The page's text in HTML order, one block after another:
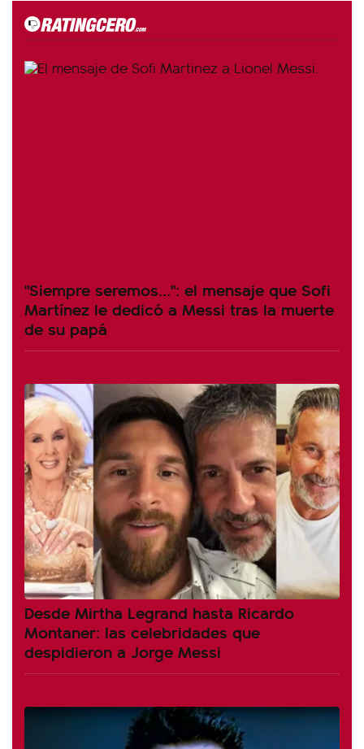
"Siempre seremos...": el mensaje que Sofi
Martínez le dedicó a Messi tras la muerte
de su papá
Desde Mirtha Legrand hasta Ricardo
Montaner: las celebridades que
despidieron a Jorge Messi